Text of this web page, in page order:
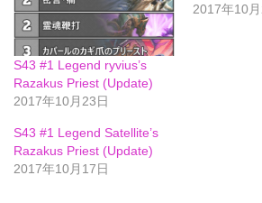
S43 #1 Legend ryvius’s
Razakus Priest (Update)
2017年10月23日
2017年10月
S43 #1 Legend Satellite’s
Razakus Priest (Update)
2017年10月17日